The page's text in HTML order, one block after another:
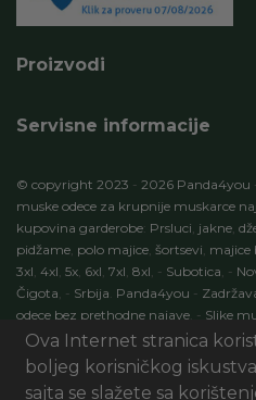
Proizvodi
Servisne informacije
© copyright 2023 - 2026 Panda4you
muske odece za krupnije muskarce
kupovina garderobe: Prsluci, jakne,
pidžame, polo majice, šortsevi, majice
3xl, 4xl, 5x, 6xl, 7xl, 8xl, - Subotica, -
Čigota, - Srbija. Panda4you -
odece bez prethodne najave. - Slike
specifikacije proizvoda budu 100%
by:
ECOM Profit . Seo optimizacija :
Sva prava zadržana
Ova Internet stranica
boljeg korisničkog
sajta se slažete sa